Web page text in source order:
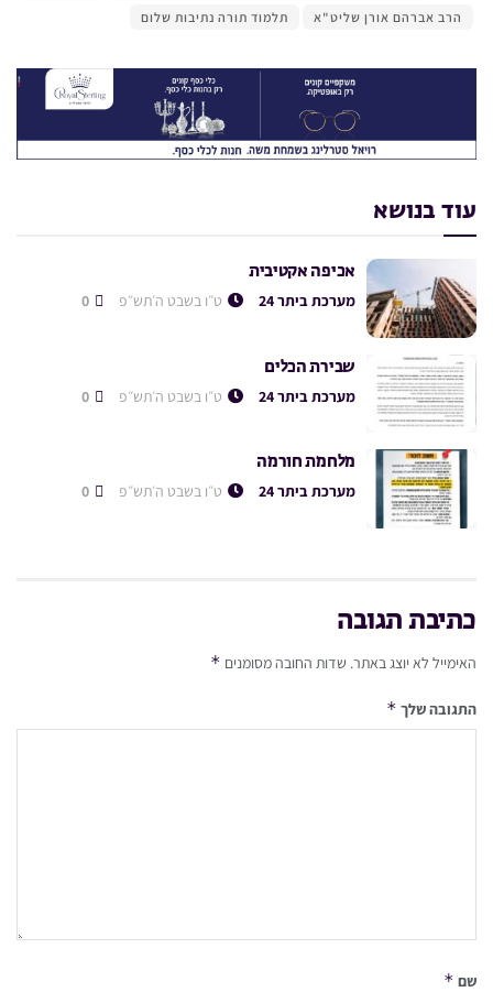
הרב אברהם אורן שליט"א
תלמוד תורה נתיבות שלום
עוד בנושא
אכיפה אקטיבית
מערכת ביתר 24 ט״ו בשבט ה׳תש״פ
שבירת הכלים
מערכת ביתר 24 ט״ו בשבט ה׳תש״פ
מלחמת חורמה
מערכת ביתר 24 ט״ו בשבט ה׳תש״פ
כתיבת תגובה
האימייל לא יוצג באתר. שדות החובה מסומנים *
התגובה שלך *
שם *